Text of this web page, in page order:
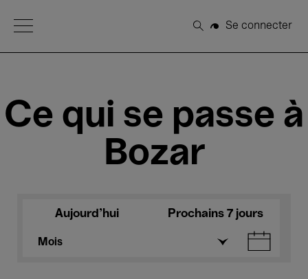
Open Menu
Rechercher
Se connecter
Ce qui se passe à
Bozar
Aujourd'hui Prochains 7 jours
Mois